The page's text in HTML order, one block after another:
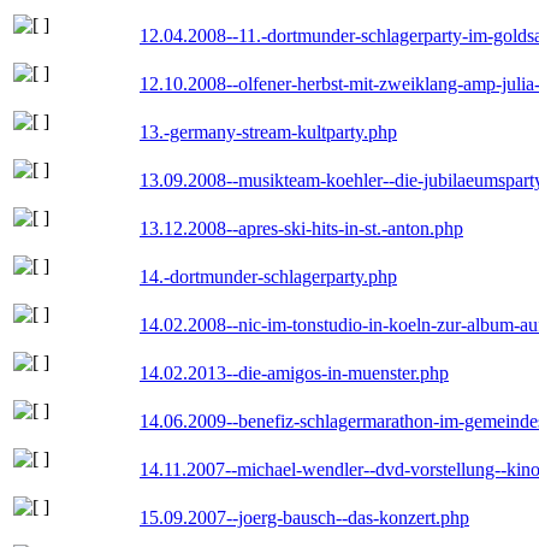
12.04.2008--11.-dortmunder-schlagerparty-im-
12.10.2008--olfener-herbst-mit-zweiklang-amp-
13.-germany-stream-kultparty.php
13.09.2008--musikteam-koehler--die-
13.12.2008--apres-ski-hits-in-st.-anton.php
14.-dortmunder-schlagerparty.php
14.02.2008--nic-im-tonstudio-in-koeln-zur-album-
14.02.2013--die-amigos-in-muenster.php
14.06.2009--benefiz-schlagermarathon-im-
14.11.2007--michael-wendler--dvd-vorstellung--
15.09.2007--joerg-bausch--das-konzert.php